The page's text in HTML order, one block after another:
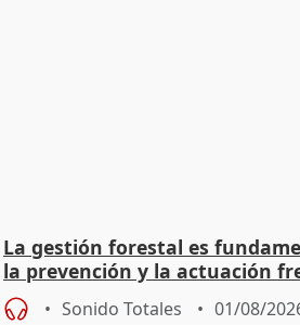
La gestión forestal es
la prevención y la actuación
Sonido Totales 01/08/